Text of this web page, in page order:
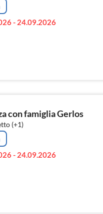
- 24.09.2026
con famiglia Gerlos
(+1)
- 24.09.2026